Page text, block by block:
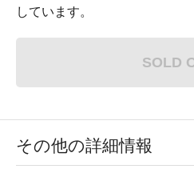
しています。
SOLD
その他の詳細情報